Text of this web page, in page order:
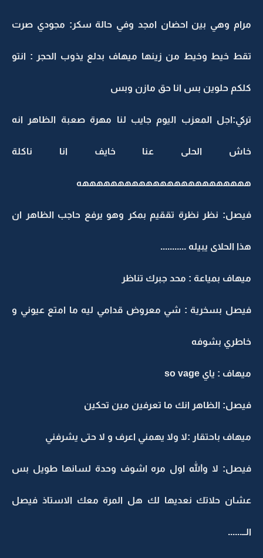
مرام وهي بين احضان امجد وفي حالة سكر: مجودي صرت
تقط خيط وخيط من زينها ميهاف بدلع يذوب الحجر : انتو
كلكم حلوين بس انا حق مازن وبس
تركي:اجل المعزب اليوم جايب لنا مهرة صعبة الظاهر انه
خاش الحلى عنا خايف انا ناكلة
ههههههههههههههههههههههههه
فيصل: نظر نظرة تققيم بمكر وهو يرفع حاجب الظاهر ان
هذا الحلاى يبيله ...........
ميهاف بمياعة : محد جبرك تناظر
فيصل بسخرية : شي معروض قدامي ليه ما امتع عيوني و
خاطري بشوفه
ميهاف : ياي so vage
فيصل: الظاهر انك ما تعرفين مين تحكين
ميهاف باحتقار :لا ولا يهمني اعرف و لا حتى يشرفني
فيصل: لا والله اول مره اشوف وحدة لسانها طويل بس
عشان حلاتك نعديها لك هل المرة معك الاستاذ فيصل
الــ......